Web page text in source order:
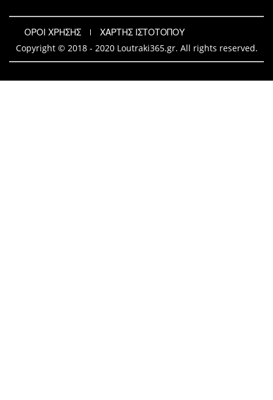
ΟΡΟΙ ΧΡΗΣΗΣ
ΧΑΡΤΗΣ ΙΣΤΟΤΟΠΟΥ
Copyright © 2018 - 2020 Loutraki365.gr. All rights reserved.